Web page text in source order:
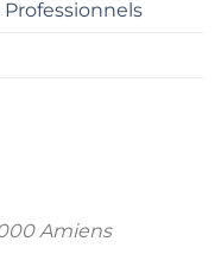
Amiens